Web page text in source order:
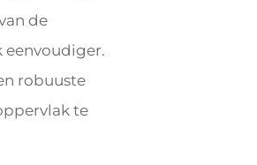
de
eenvoudiger.
robuuste
te